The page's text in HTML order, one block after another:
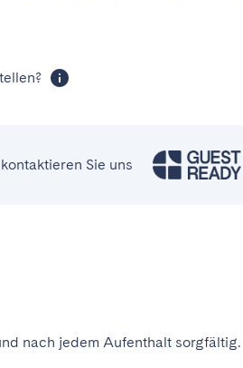
Sie uns
nach jedem Aufenthalt sorgfältig.